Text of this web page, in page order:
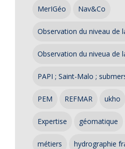
MerIGéo Nav&Co
Observation du niveau de
Observation du niveua de
PAPI ; Saint-Malo ;
PEM REFMAR ukho
Expertise géomatique
métiers hydrographie